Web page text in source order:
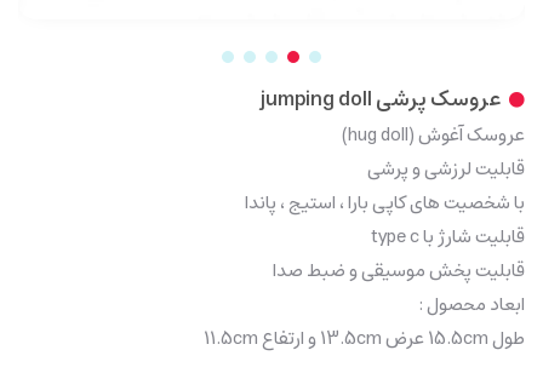
عروسک پرشی jumping doll
عروسک آغوش (hug doll)
قابلیت لرزشی و پرشی
با شخصیت های کاپی بارا ، استیج ، پاندا
قابلیت شارژ با type c
قابلیت پخش موسیقی و ضبط صدا
ابعاد محصول :
طول 15.5cm عرض 13.5cm و ارتفاع 11.5cm